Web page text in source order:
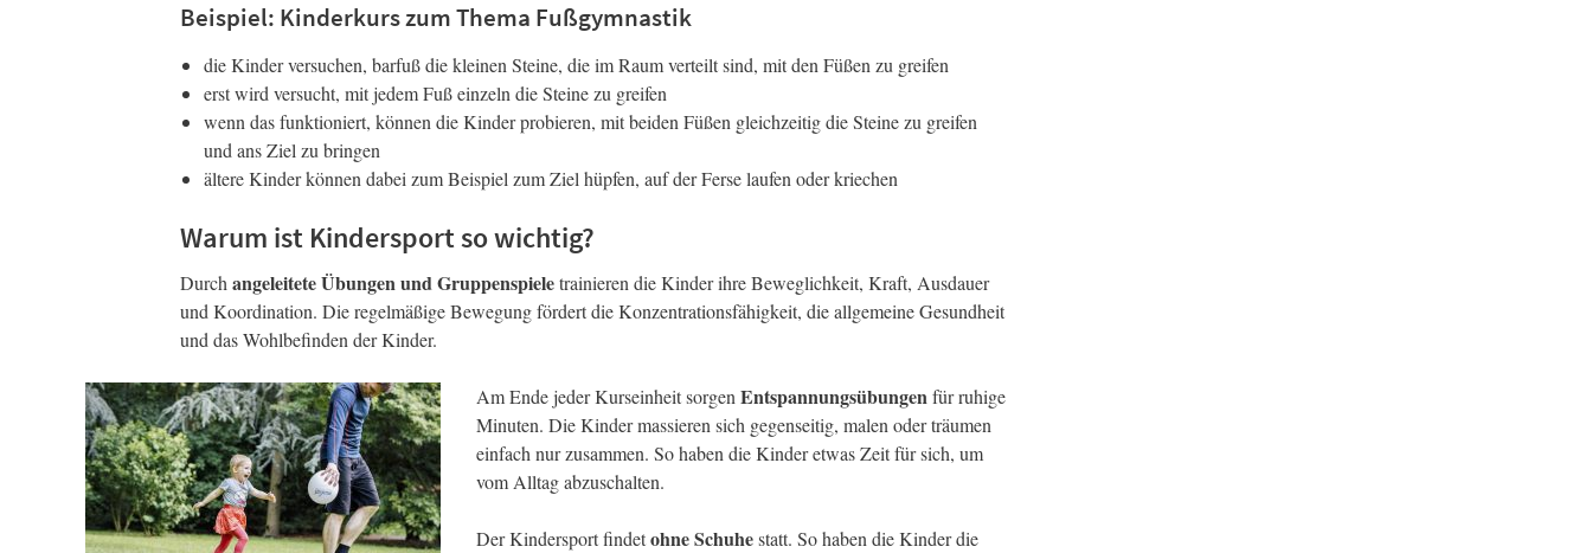
Beispiel: Kinderkurs zum Thema Fußgymnastik
die Kinder versuchen, barfuß die kleinen Steine, die im Raum verteilt sind, mit den Füßen zu greifen
erst wird versucht, mit jedem Fuß einzeln die Steine zu greifen
wenn das funktioniert, können die Kinder probieren, mit beiden Füßen gleichzeitig die Steine zu greifen
und ans Ziel zu bringen
ältere Kinder können dabei zum Beispiel zum Ziel hüpfen, auf der Ferse laufen oder kriechen
Warum ist Kindersport so wichtig?
Durch angeleitete Übungen und Gruppenspieletrainieren die Kinder ihre Beweglichkeit, Kraft, Ausdauer
und Koordination. Die regelmäßige Bewegung fördert die Konzentrationsfähigkeit, die allgemeine Gesundheit
und das Wohlbefinden der Kinder.
Am Ende jeder Kurseinheit sorgen Entspannungsübungenfür ruhige
Minuten. Die Kinder massieren sich gegenseitig, malen oder träumen
einfach nur zusammen. So haben die Kinder etwas Zeit für sich, um
vom Alltag abzuschalten.
Der Kindersport findetohne Schuhestatt. So haben die Kinder die